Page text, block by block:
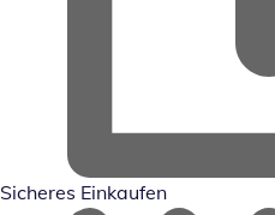
Sicheres Einkaufen